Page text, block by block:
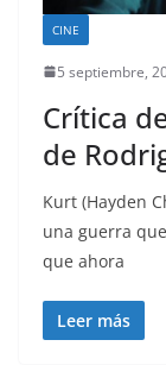
CINE
5 septiembre,
Crítica
de
Kurt (Hayden
una guerra
que ahora
Leer más